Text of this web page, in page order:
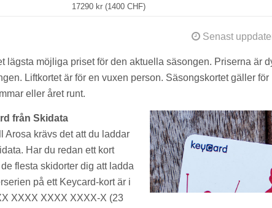
17290 kr (1400 CHF)
Senast
lägsta möjliga priset för den aktuella säsongen. Priserna är
Liftkortet är för en vuxen person. Säsongskortet gäller för
eller året runt.
från Skidata
Arosa krävs det att du laddar
Har du redan ett kort
flesta skidorter dig att ladda
på ett Keycard-kort är i
XXXX XXXX XXXX-X (23